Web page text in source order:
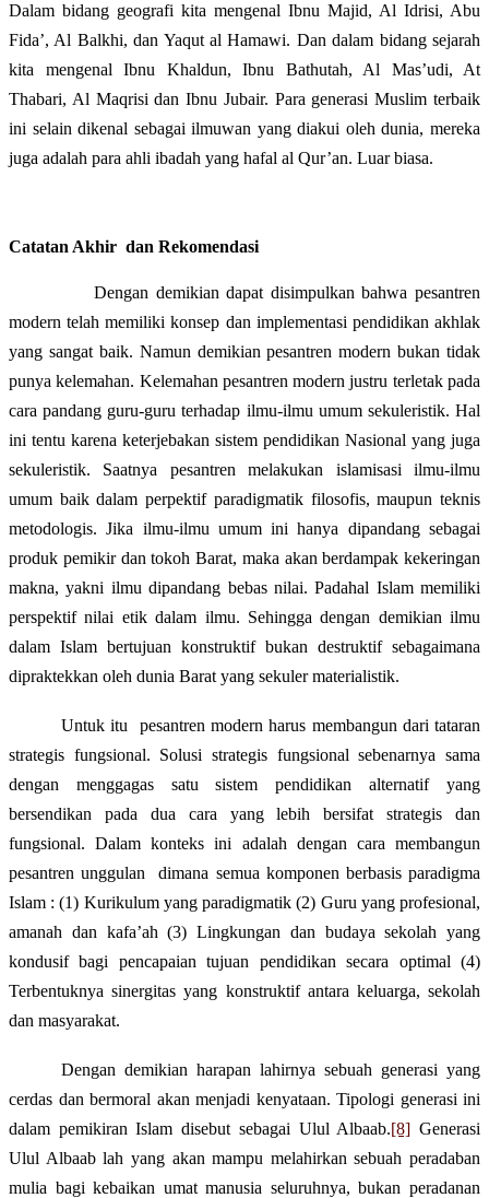
Dalam bidang geografi kita mengenal Ibnu Majid, Al Idrisi, Abu
Fida’, Al Balkhi, dan Yaqut al Hamawi. Dan dalam bidang sejarah
kita mengenal Ibnu Khaldun, Ibnu Bathutah, Al Mas’udi, At
Thabari, Al Maqrisi dan Ibnu Jubair. Para generasi Muslim terbaik
ini selain dikenal sebagai ilmuwan yang diakui oleh dunia, mereka
juga adalah para ahli ibadah yang hafal al Qur’an. Luar biasa.
Catatan Akhir dan Rekomendasi
Dengan demikian dapat disimpulkan bahwa pesantren
modern telah memiliki konsep dan implementasi pendidikan akhlak
yang sangat baik. Namun demikian pesantren modern bukan tidak
punya kelemahan. Kelemahan pesantren modern justru terletak pada
cara pandang guru-guru terhadap ilmu-ilmu umum sekuleristik. Hal
ini tentu karena keterjebakan sistem pendidikan Nasional yang juga
sekuleristik. Saatnya pesantren melakukan islamisasi ilmu-ilmu
umum baik dalam perpektif paradigmatik filosofis, maupun teknis
metodologis. Jika ilmu-ilmu umum ini hanya dipandang sebagai
produk pemikir dan tokoh Barat, maka akan berdampak kekeringan
makna, yakni ilmu dipandang bebas nilai. Padahal Islam memiliki
perspektif nilai etik dalam ilmu. Sehingga dengan demikian ilmu
dalam Islam bertujuan konstruktif bukan destruktif sebagaimana
dipraktekkan oleh dunia Barat yang sekuler materialistik.
Untuk itu
pesantren modern harus membangun dari tataran
strategis fungsional. Solusi strategis fungsional sebenarnya sama
dengan menggagas satu sistem pendidikan alternatif yang
bersendikan pada dua cara yang lebih bersifat strategis dan
fungsional. Dalam konteks ini adalah dengan cara membangun
pesantren unggulan
dimana semua komponen berbasis paradigma
Islam : (1) Kurikulum yang paradigmatik (2) Guru yang profesional,
amanah dan kafa’ah (3) Lingkungan dan budaya sekolah yang
kondusif bagi pencapaian tujuan pendidikan secara optimal (4)
Terbentuknya sinergitas yang konstruktif antara keluarga, sekolah
dan masyarakat.
Dengan demikian harapan lahirnya sebuah generasi yang
cerdas dan bermoral akan menjadi kenyataan. Tipologi generasi ini
dalam pemikiran Islam disebut sebagai Ulul Albaab.[8] Generasi
Ulul Albaab lah yang akan mampu melahirkan sebuah peradaban
mulia bagi kebaikan umat manusia seluruhnya, bukan peradanan